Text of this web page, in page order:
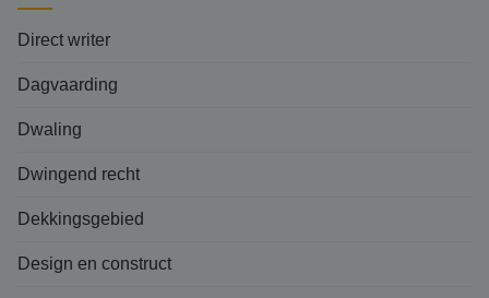
Direct writer
Dagvaarding
Dwaling
Dwingend recht
Dekkingsgebied
Design en construct